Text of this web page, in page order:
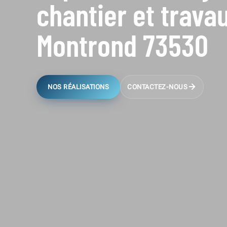
chantier et
Montrond 73530
NOS RÉALISATIONS CONTACTEZ-NOUS